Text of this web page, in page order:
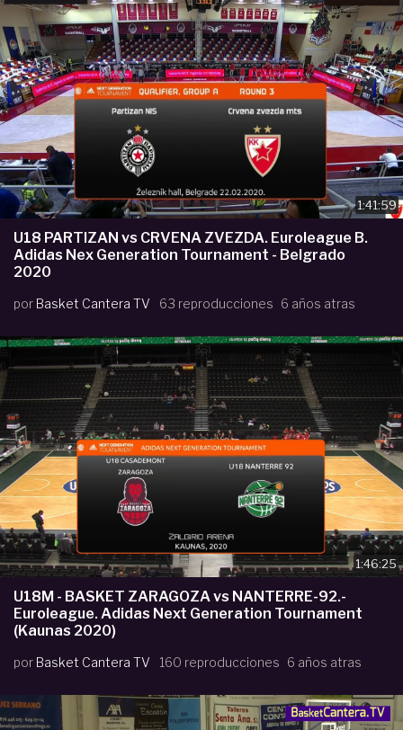
1:41:59
U18 PARTIZAN vs CRVENA ZVEZDA. Euroleague B.
Adidas Nex Generation Tournament - Belgrado
2020
por Basket Cantera TV 63 reproducciones 6 años atras
1:46:25
U18M - BASKET ZARAGOZA vs NANTERRE-92.-
Euroleague. Adidas Next Generation Tournament
(Kaunas 2020)
por Basket Cantera TV 160 reproducciones 6 años atras